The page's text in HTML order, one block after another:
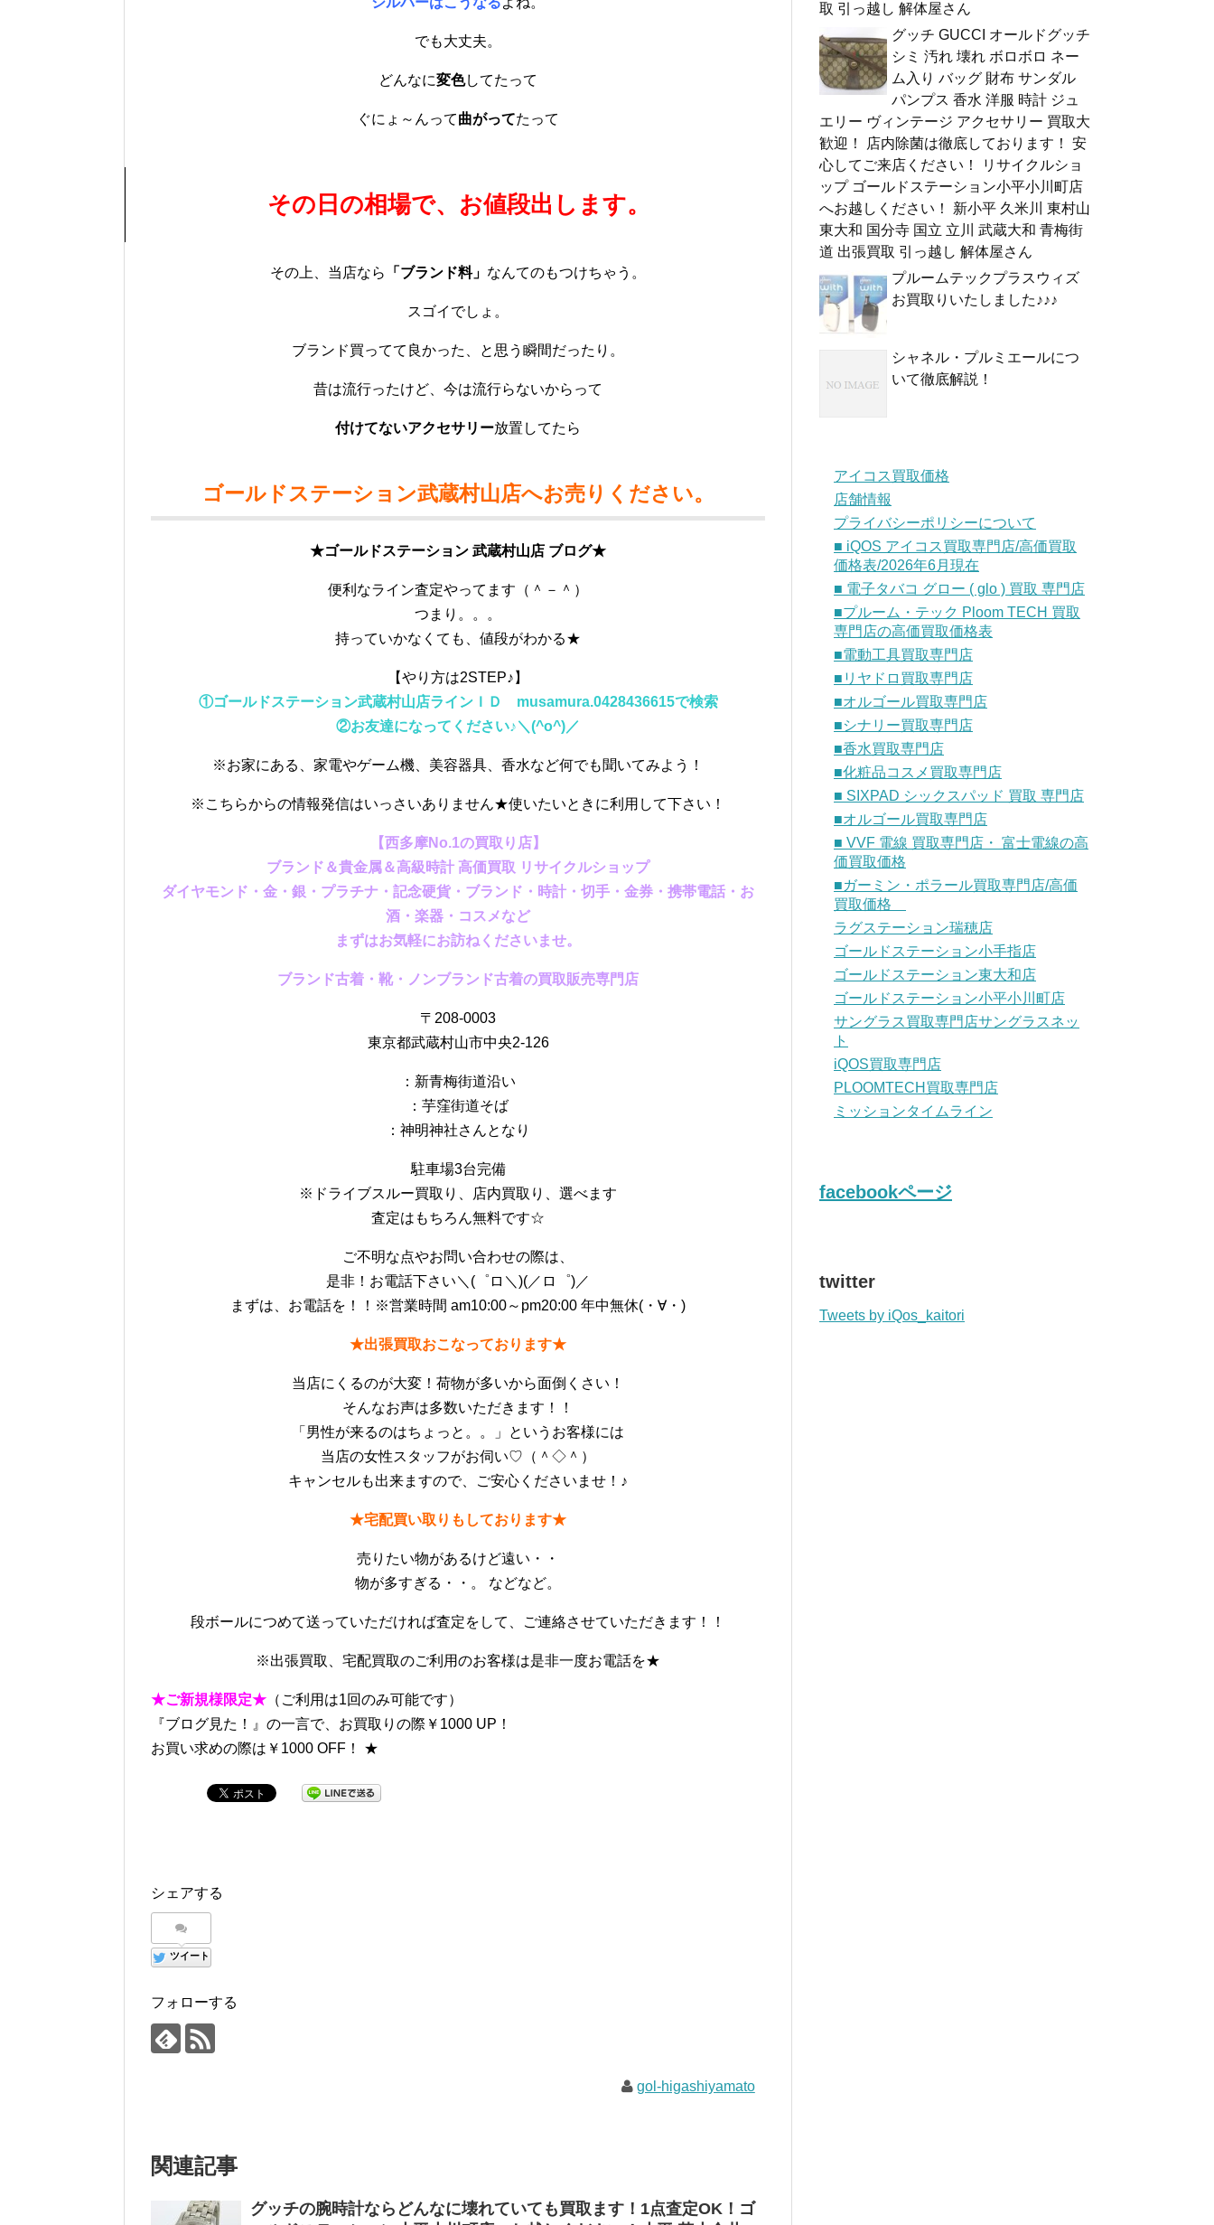
でも大丈夫。
どんなに変色してたって
ぐにょ～んって曲がってたって
その日の相場で、お値段出します。
その上、当店なら 「ブランド料」 なんてのもつけちゃう。
スゴイでしょ。
ブランド買ってて良かった、と思う瞬間だったり。
昔は流行ったけど、今は流行らないからって
付けてないアクセサリー放置してたら
ゴールドステーション武蔵村山店へお売りください。
★ゴールドステーション 武蔵村山店 ブログ★
便利なライン査定やってます（＾－＾）
つまり。。。
持っていかなくても、値段がわかる★
【やり方は2STEP♪】
①ゴールドステーション武蔵村山店ラインＩＤ musamura.0428436615で検索
②お友達になってください♪＼(^o^)／
※お家にある、家電やゲーム機、美容器具、香水など何でも聞いてみよう！
※こちらからの情報発信はいっさいありません★使いたいときに利用して下さい！
【西多摩No.1の買取り店】
ブランド＆貴金属＆高級時計 高価買取 リサイクルショップ
ダイヤモンド・金・銀・プラチナ・記念硬貨・ブランド・時計・切手・金券・携帯電話・お
酒・楽器・コスメなど
まずはお気軽にお訪ねくださいませ。
ブランド古着・靴・ノンブランド古着の買取販売専門店
〒208-0003
東京都武蔵村山市中央2-126
：新青梅街道沿い
：芋窪街道そば
：神明神社さんとなり
駐車場3台完備
※ドライブスルー買取り、店内買取り、選べます
査定はもちろん無料です☆
ご不明な点やお問い合わせの際は、
是非！お電話下さい＼(゜ロ＼)(／ロ゜)／
まずは、お電話を！！※営業時間 am10:00～pm20:00 年中無休(・∀・)
★出張買取おこなっております★
当店にくるのが大変！荷物が多いから面倒くさい！
そんなお声は多数いただきます！！
「男性が来るのはちょっと。。」というお客様には
当店の女性スタッフがお伺い♡（＾◇＾）
キャンセルも出来ますので、ご安心くださいませ！♪
★宅配買い取りもしております★
売りたい物があるけど遠い・・
物が多すぎる・・。 などなど。
段ボールにつめて送っていただければ査定をして、ご連絡させていただきます！！
※出張買取、宅配買取のご利用のお客様は是非一度お電話を★
★ご新規様限定★ （ご利用は1回のみ可能です）
『ブログ見た！』の一言で、お買取りの際￥1000 UP！
お買い求めの際は￥1000 OFF！ ★
シェアする
ツイート
フォローする
gol-higashiyamato
関連記事
グッチの腕時計ならどんなに壊れていても買取ます！1点査定OK！ゴ
取 引っ越し 解体屋さん
グッチ GUCCI オールドグッチ
シミ 汚れ 壊れ ボロボロ ネー
ム入り バッグ 財布 サンダル
パンプス 香水 洋服 時計 ジュ
エリー ヴィンテージ アクセサリー 買取大
歓迎！ 店内除菌は徹底しております！ 安
心してご来店ください！ リサイクルショ
ップ ゴールドステーション小平小川町店
へお越しください！ 新小平 久米川 東村山
東大和 国分寺 国立 立川 武蔵大和 青梅街
道 出張買取 引っ越し 解体屋さん
プルームテックプラスウィズ
お買取りいたしました♪♪♪
シャネル・プルミエールにつ
いて徹底解説！
アイコス買取価格
店舗情報
プライバシーポリシーについて
■ iQOS アイコス買取専門店/高価買取
価格表/2026年6月現在
■ 電子タバコ グロー ( glo ) 買取 専門店
■プルーム・テック Ploom TECH 買取
専門店の高価買取価格表
■電動工具買取専門店
■リヤドロ買取専門店
■オルゴール買取専門店
■シナリー買取専門店
■香水買取専門店
■化粧品コスメ買取専門店
■ SIXPAD シックスパッド 買取 専門店
■オルゴール買取専門店
■ VVF 電線 買取専門店・ 富士電線の高
価買取価格
■ガーミン・ポラール買取専門店/高価
買取価格
ラグステーション瑞穂店
ゴールドステーション小手指店
ゴールドステーション東大和店
ゴールドステーション小平小川町店
サングラス買取専門店サングラスネッ
ト
iQOS買取専門店
PLOOMTECH買取専門店
ミッションタイムライン
facebookページ
twitter
Tweets by iQos_kaitori